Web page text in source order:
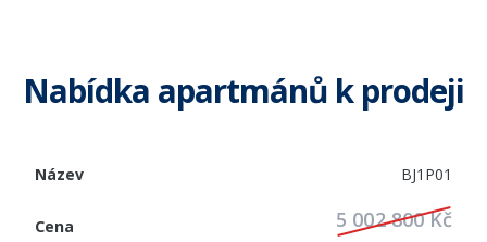
Nabídka apartmánů k prodeji
NÁZEV BJ1P01
5 002 800 Kč